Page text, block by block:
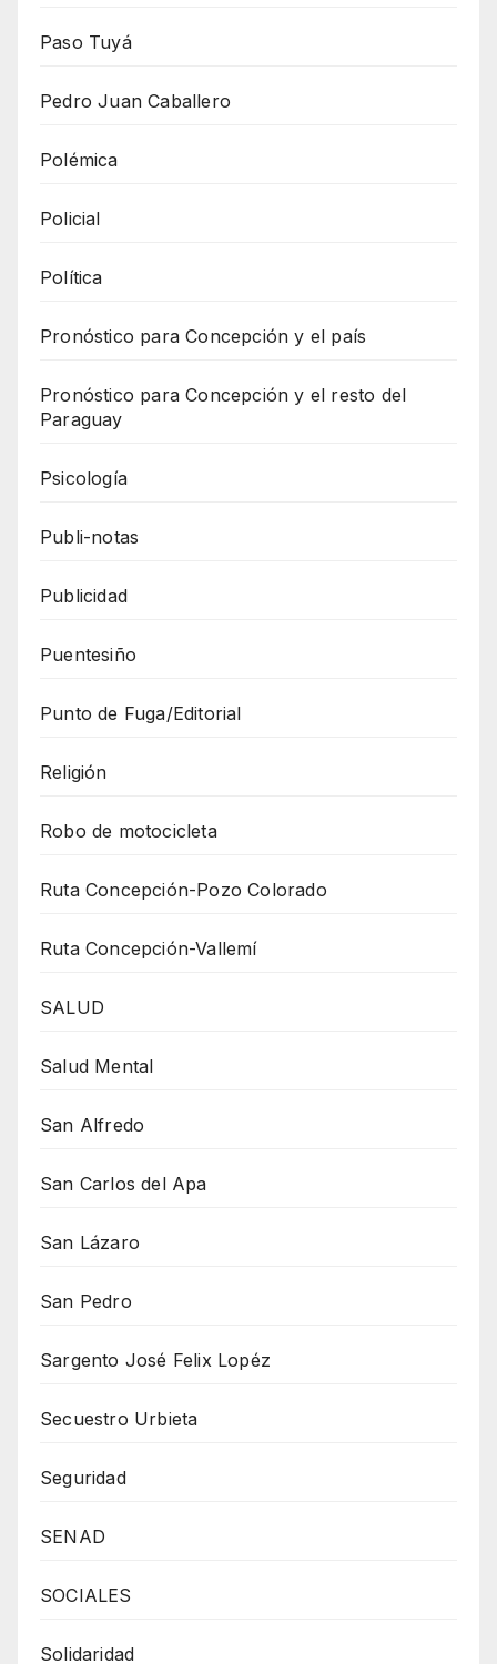
Paso Tuyá
Pedro Juan Caballero
Polémica
Policial
Política
Pronóstico para Concepción y el país
Pronóstico para Concepción y el resto del
Paraguay
Psicología
Publi-notas
Publicidad
Puentesiño
Punto de Fuga/Editorial
Religión
Robo de motocicleta
Ruta Concepción-Pozo Colorado
Ruta Concepción-Vallemí
SALUD
Salud Mental
San Alfredo
San Carlos del Apa
San Lázaro
San Pedro
Sargento José Felix Lopéz
Secuestro Urbieta
Seguridad
SENAD
SOCIALES
Solidaridad